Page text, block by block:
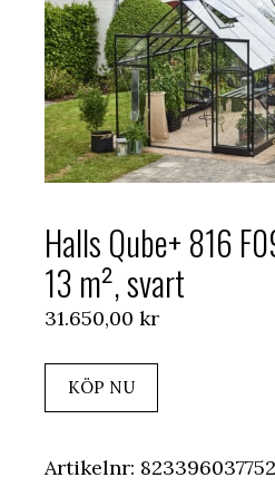
Halls Qube+ 816
13 m², svart
31.650,00 kr
KÖP NU
Artikelnr: